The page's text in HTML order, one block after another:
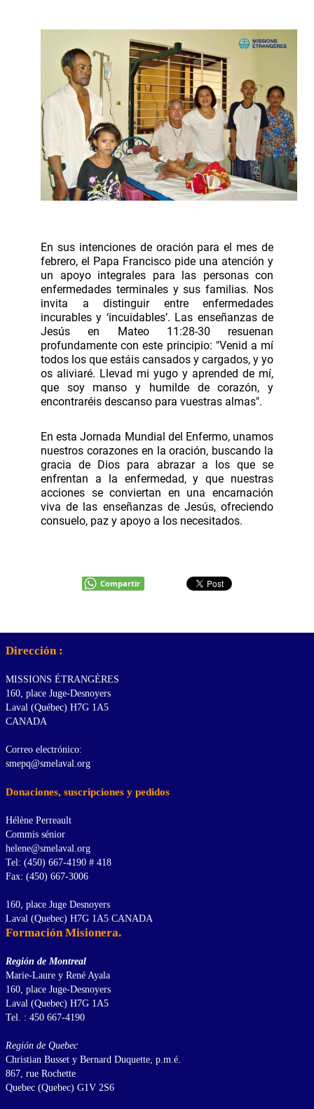
En sus intenciones de oración para el mes de
febrero, el Papa Francisco pide una atención y
un apoyo integrales para las personas con
enfermedades terminales y sus familias. Nos
invita a distinguir entre enfermedades
incurables y ‘incuidables’. Las enseñanzas de
Jesús en Mateo 11:28-30 resuenan
profundamente con este principio: "Venid a mí
todos los que estáis cansados y cargados, y yo
os aliviaré. Llevad mi yugo y aprended de mí,
que soy manso y humilde de corazón, y
encontraréis descanso para vuestras almas".
En esta Jornada Mundial del Enfermo, unamos
nuestros corazones en la oración, buscando la
gracia de Dios para abrazar a los que se
enfrentan a la enfermedad, y que nuestras
acciones se conviertan en una encarnación
viva de las enseñanzas de Jesús, ofreciendo
consuelo, paz y apoyo a los necesitados.
Compartir
Dirección :
MISSIONS ÉTRANGÈRES
160, place Juge-Desnoyers
Laval (Québec) H7G 1A5
CANADA
Correo electrónico:
smepq@smelaval.org
Donaciones, suscripciones y pedidos
Hélène Perreault
Commis sénior
helene@smelaval.org
Tel: (450) 667-4190 # 418
Fax: (450) 667-3006
160, place Juge Desnoyers
Laval (Quebec) H7G 1A5 CANADA
Formación Misionera.
Región de Montreal
Marie-Laure y René Ayala
160, place Juge-Desnoyers
Laval (Quebec) H7G 1A5
Tel. : 450 667-4190
Región de Quebec
Christian Busset y Bernard Duquette, p.m.é.
867, rue Rochette
Quebec (Quebec) G1V 2S6